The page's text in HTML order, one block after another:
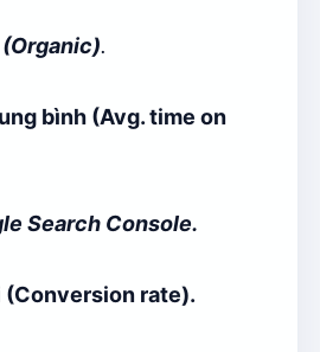
.
bình (Avg. time on
Search Console.
rate).